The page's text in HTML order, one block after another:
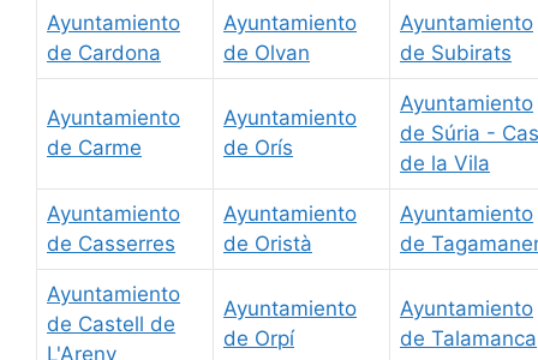
Ayuntamiento
de Cardona
Ayuntamiento
de Olvan
Ayuntamiento
de Subirats
Ayuntamiento
de Carme
Ayuntamiento
de Orís
Ayuntamiento
de Súria -
de la Vila
Ayuntamiento
de Casserres
Ayuntamiento
de Oristà
Ayuntamiento
de
Ayuntamiento
de Castell de
L'Areny
Ayuntamiento
de Orpí
Ayuntamiento
de Talamanca